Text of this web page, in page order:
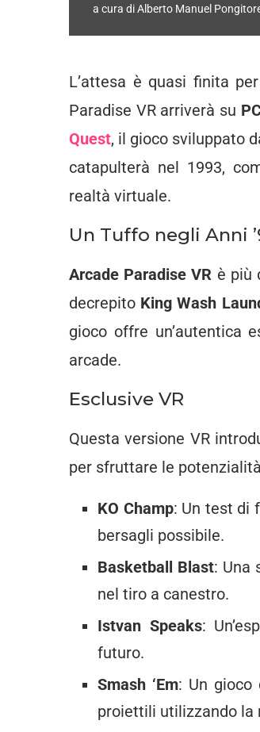
a cura diAlberto Manuel
L’attesa è quasi finita
Paradise VR arriverà su
Quest, il gioco sviluppato
catapulterà nel 1993,
realtà virtuale.
Un Tuffo negli Anni
Arcade Paradise VR è più
decrepito King Wash
gioco offre un’autentica
arcade.
Esclusive VR
Questa versione VR
per sfruttare le
KO Champ: Un test di
bersagli possibile.
Basketball Blast: Una
nel tiro a canestro.
Istvan Speaks:
futuro.
Smash ‘Em: Un gioco
proiettili utilizzando la